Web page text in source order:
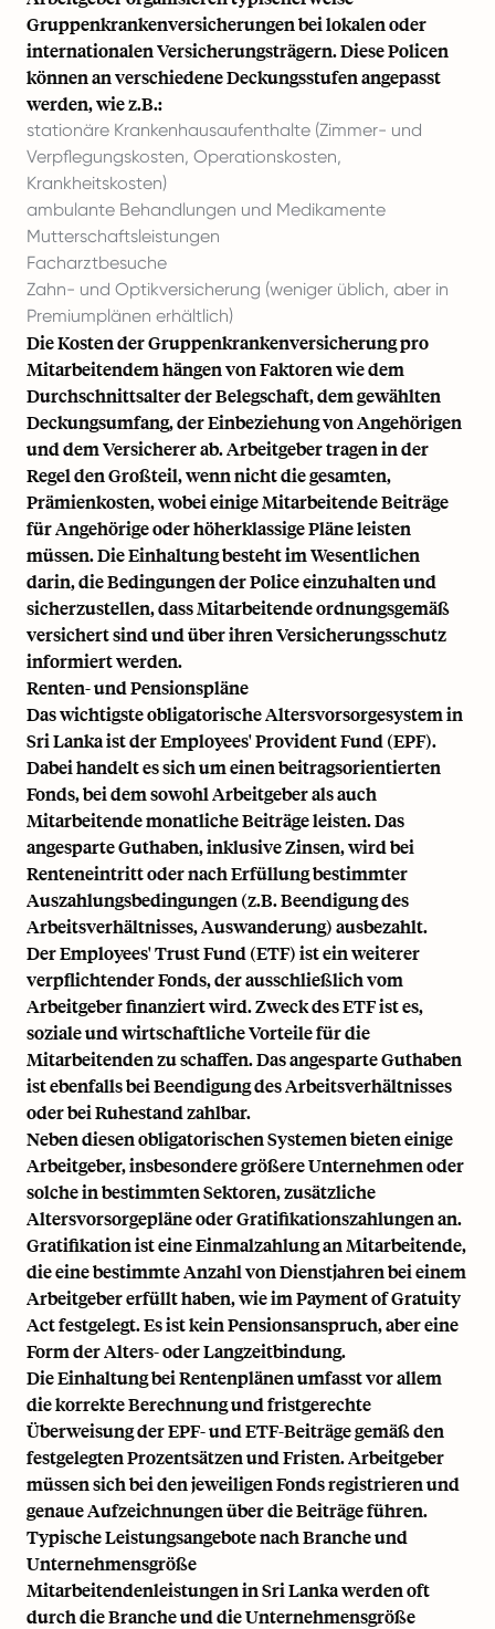
Gruppenkrankenversicherungen bei lokalen oder
internationalen Versicherungsträgern. Diese Policen
können an verschiedene Deckungsstufen angepasst
werden, wie z.B.:
stationäre Krankenhausaufenthalte (Zimmer- und
Verpflegungskosten, Operationskosten,
Krankheitskosten)
ambulante Behandlungen und Medikamente
Mutterschaftsleistungen
Facharztbesuche
Zahn- und Optikversicherung (weniger üblich, aber in
Premiumplänen erhältlich)
Die Kosten der Gruppenkrankenversicherung pro
Mitarbeitendem hängen von Faktoren wie dem
Durchschnittsalter der Belegschaft, dem gewählten
Deckungsumfang, der Einbeziehung von Angehörigen
und dem Versicherer ab. Arbeitgeber tragen in der
Regel den Großteil, wenn nicht die gesamten,
Prämienkosten, wobei einige Mitarbeitende Beiträge
für Angehörige oder höherklassige Pläne leisten
müssen. Die Einhaltung besteht im Wesentlichen
darin, die Bedingungen der Police einzuhalten und
sicherzustellen, dass Mitarbeitende ordnungsgemäß
versichert sind und über ihren Versicherungsschutz
informiert werden.
Renten- und Pensionspläne
Das wichtigste obligatorische Altersvorsorgesystem in
Sri Lanka ist der Employees' Provident Fund (EPF).
Dabei handelt es sich um einen beitragsorientierten
Fonds, bei dem sowohl Arbeitgeber als auch
Mitarbeitende monatliche Beiträge leisten. Das
angesparte Guthaben, inklusive Zinsen, wird bei
Renteneintritt oder nach Erfüllung bestimmter
Auszahlungsbedingungen (z.B. Beendigung des
Arbeitsverhältnisses, Auswanderung) ausbezahlt.
Der Employees' Trust Fund (ETF) ist ein weiterer
verpflichtender Fonds, der ausschließlich vom
Arbeitgeber finanziert wird. Zweck des ETF ist es,
soziale und wirtschaftliche Vorteile für die
Mitarbeitenden zu schaffen. Das angesparte Guthaben
ist ebenfalls bei Beendigung des Arbeitsverhältnisses
oder bei Ruhestand zahlbar.
Neben diesen obligatorischen Systemen bieten einige
Arbeitgeber, insbesondere größere Unternehmen oder
solche in bestimmten Sektoren, zusätzliche
Altersvorsorgepläne oder Gratifikationszahlungen an.
Gratifikation ist eine Einmalzahlung an Mitarbeitende,
die eine bestimmte Anzahl von Dienstjahren bei einem
Arbeitgeber erfüllt haben, wie im Payment of Gratuity
Act festgelegt. Es ist kein Pensionsanspruch, aber eine
Form der Alters- oder Langzeitbindung.
Die Einhaltung bei Rentenplänen umfasst vor allem
die korrekte Berechnung und fristgerechte
Überweisung der EPF- und ETF-Beiträge gemäß den
festgelegten Prozentsätzen und Fristen. Arbeitgeber
müssen sich bei den jeweiligen Fonds registrieren und
genaue Aufzeichnungen über die Beiträge führen.
Typische Leistungsangebote nach Branche und
Unternehmensgröße
Mitarbeitendenleistungen in Sri Lanka werden oft
durch die Branche und die Unternehmensgröße